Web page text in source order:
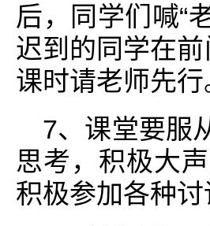
后，同学们喊“
迟到的同学在
课时请老师先行
7、课堂要服
思考，积极大
积极参加各种讨